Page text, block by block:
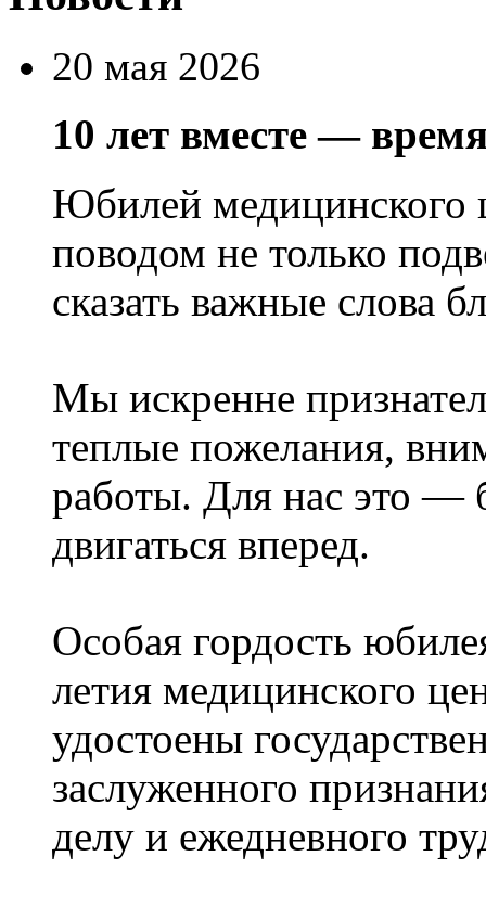
20 мая 2026
10 лет вместе —
Юбилей медицинского
поводом не только
сказать важные слова
Мы искренне
теплые пожелания,
работы. Для нас это —
двигаться вперед.
Особая гордость
летия медицинского
удостоены
заслуженного
делу и ежедневного